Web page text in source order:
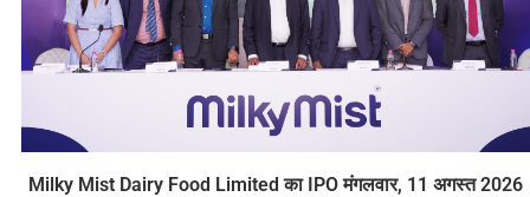
Milky Mist Dairy Food Limited का IPO मंगलवार, 11 अगस्त 2026